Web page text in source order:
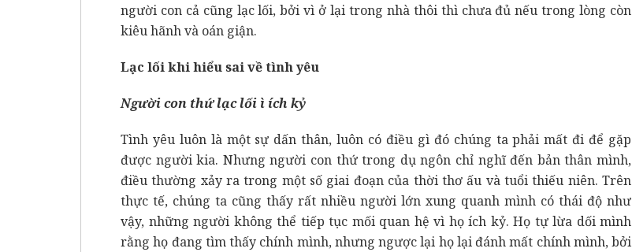
người con cả cũng lạc lối, bởi vì ở lại trong nhà thôi thì chưa đủ nếu trong lòng còn
kiêu hãnh và oán giận.
Lạc lối khi hiểu sai về tình yêu
Người con thứ lạc lối ì ích kỷ
Tình yêu luôn là một sự dấn thân, luôn có điều gì đó chúng ta phải mất đi để gặp
được người kia. Nhưng người con thứ trong dụ ngôn chỉ nghĩ đến bản thân mình,
điều thường xảy ra trong một số giai đoạn của thời thơ ấu và tuổi thiếu niên. Trên
thực tế, chúng ta cũng thấy rất nhiều người lớn xung quanh mình có thái độ như
vậy, những người không thể tiếp tục mối quan hệ vì họ ích kỷ. Họ tự lừa dối mình
rằng họ đang tìm thấy chính mình, nhưng ngược lại họ lại đánh mất chính mình, bởi